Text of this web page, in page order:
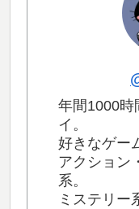
年間1000時
イ。
好きなゲー
アクション
系。
ミステリー